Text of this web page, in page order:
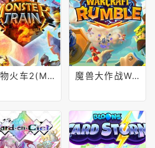
怪物火车2(Monster Train 2) 魔兽大作战Warcraft Rumble